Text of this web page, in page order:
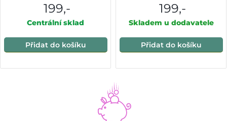
199,-
Centrální sklad
Přidat do košíku
199,-
Skladem u dodavatele
Přidat do košíku